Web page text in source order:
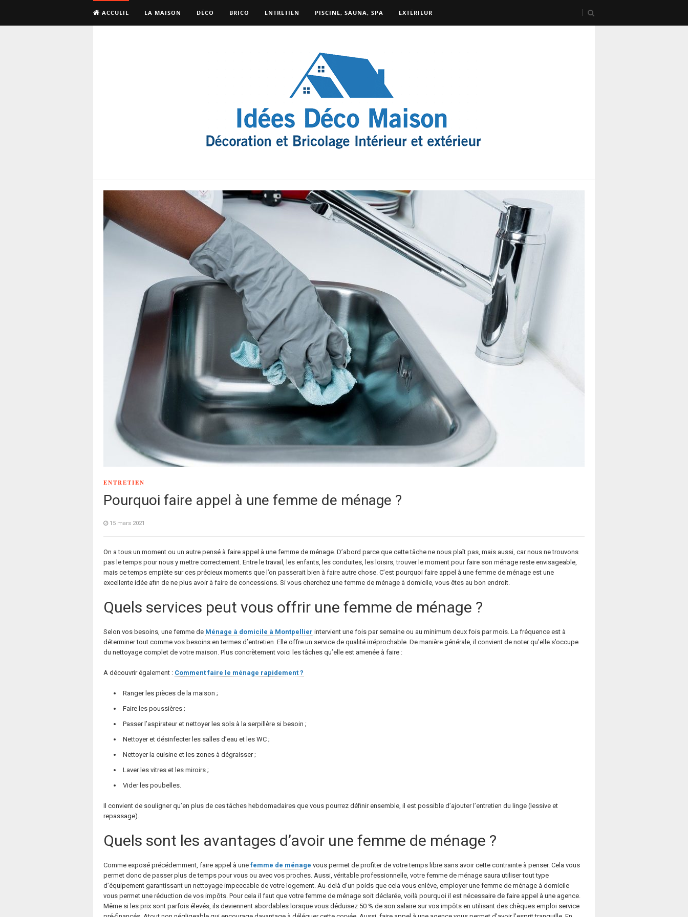
ACCUEIL LA MAISON DÉCO BRICO ENTRETIEN PISCINE, SAUNA, SPA EXTÉRIEUR
ENTRETIEN
Pourquoi faire appel à une femme de ménage ?
15 mars 2021
On a tous un moment ou un autre pensé à faire appel à une femme de ménage. D’abord parce que cette tâche ne nous plaît pas, mais aussi, car nous ne trouvons
pas le temps pour nous y mettre correctement. Entre le travail, les enfants, les conduites, les loisirs, trouver le moment pour faire son ménage reste envisageable,
mais ce temps empiète sur ces précieux moments que l’on passerait bien à faire autre chose. C’est pourquoi faire appel à une femme de ménage est une
excellente idée afin de ne plus avoir à faire de concessions. Si vous cherchez une femme de ménage à domicile, vous êtes au bon endroit.
Quels services peut vous offrir une femme de ménage ?
Selon vos besoins, une femme de Ménage à domicile à Montpellier intervient une fois par semaine ou au minimum deux fois par mois. La fréquence est à
déterminer tout comme vos besoins en termes d’entretien. Elle offre un service de qualité irréprochable. De manière générale, il convient de noter qu’elle s’occupe
du nettoyage complet de votre maison. Plus concrètement voici les tâches qu’elle est amenée à faire :
A découvrir également : Comment faire le ménage rapidement ?
Ranger les pièces de la maison ;
Faire les poussières ;
Passer l’aspirateur et nettoyer les sols à la serpillère si besoin ;
Nettoyer et désinfecter les salles d’eau et les WC ;
Nettoyer la cuisine et les zones à dégraisser ;
Laver les vitres et les miroirs ;
Vider les poubelles.
Il convient de souligner qu’en plus de ces tâches hebdomadaires que vous pourrez définir ensemble, il est possible d’ajouter l’entretien du linge (lessive et
repassage).
Quels sont les avantages d’avoir une femme de ménage ?
Comme exposé précédemment, faire appel à une femme de ménage vous permet de profiter de votre temps libre sans avoir cette contrainte à penser. Cela vous
permet donc de passer plus de temps pour vous ou avec vos proches. Aussi, véritable professionnelle, votre femme de ménage saura utiliser tout type
d’équipement garantissant un nettoyage impeccable de votre logement. Au-delà d’un poids que cela vous enlève, employer une femme de ménage à domicile
vous permet une réduction de vos impôts. Pour cela il faut que votre femme de ménage soit déclarée, voilà pourquoi il est nécessaire de faire appel à une agence.
Même si les prix sont parfois élevés, ils deviennent abordables lorsque vous déduisez 50 % de son salaire sur vos impôts en utilisant des chèques emploi service